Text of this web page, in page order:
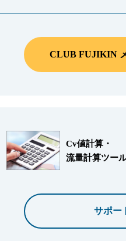
CLUB FUJIKIN
Cv値計算・
流量計算ツー
サポー